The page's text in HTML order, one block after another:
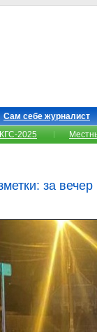
Сам себе журналист
2025
за